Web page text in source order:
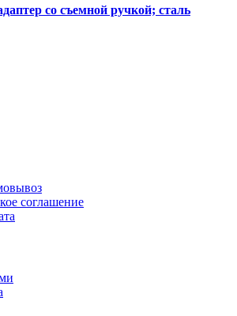
со съемной ручкой; сталь
соглашение